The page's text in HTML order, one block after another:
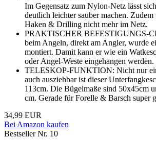
Im Gegensatz zum Nylon-Netz lässt
deutlich leichter sauber machen. Zudem
Haken & Drilling nicht mehr im Netz.
PRAKTISCHER BEFESTIGUNGS-
beim Angeln, direkt am Angler, wurde
montiert. Damit kann er wie ein
oder Angel-Weste eingehangen werden.
TELESKOP-FUNKTION: Nicht nur
auch ausziehbar ist dieser
113cm. Die Bügelmaße sind 50x45cm
cm. Gerade für Forelle & Barsch super
34,99 EUR
Bei Amazon kaufen
Bestseller Nr. 10